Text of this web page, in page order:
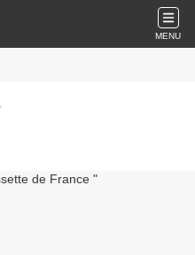
MENU